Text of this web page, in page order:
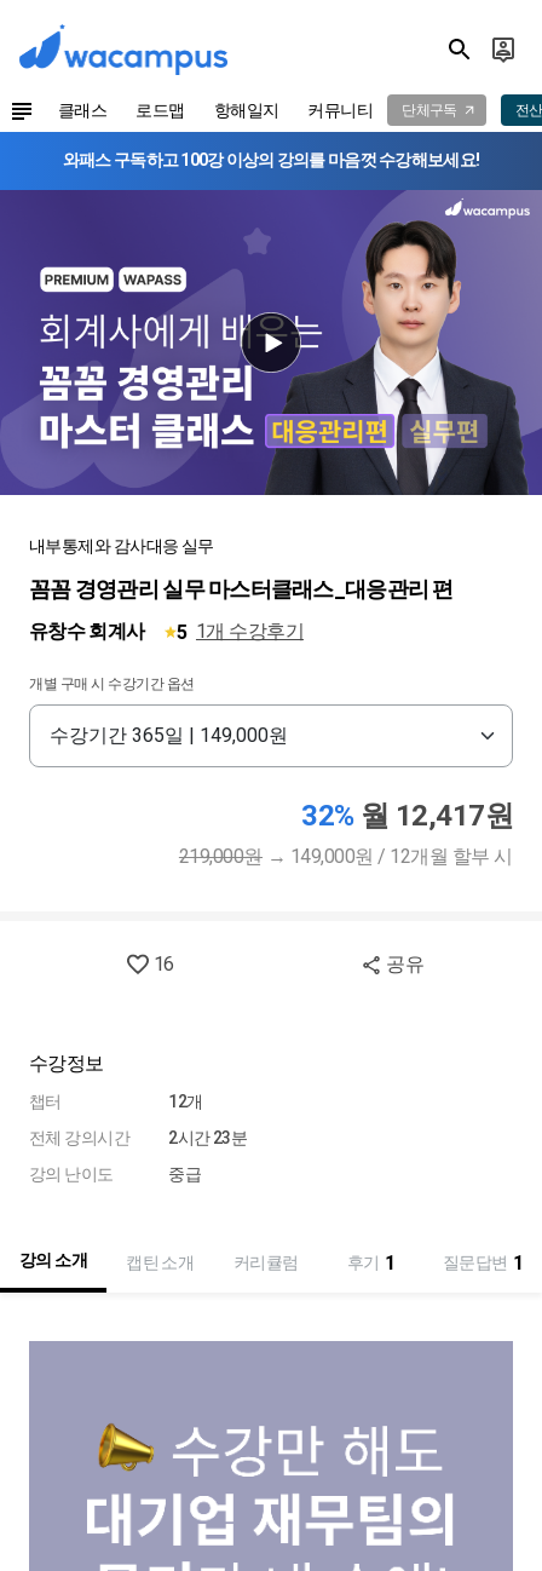
클래스 로드맵 항해일지 커뮤니티 단체구독 전
와패스 구독하고 100강 이상의 강의를 마음껏 수강해보세요!
내부통제와 감사대응 실무
꼼꼼 경영관리 실무 마스터클래스_대응관리 편
유창수 회계사 5 1개 수강후기
개별 구매 시 수강기간 옵션
32% 월 12,417원
219,000원 → 149,000원 / 12개월 할부 시
16 공유
수강정보
챕터
전체 강의시간
강의 난이도
12개
2시간 23분
중급
강의 소개 캡틴 소개 커리큘럼 후기 1 질문답변 1